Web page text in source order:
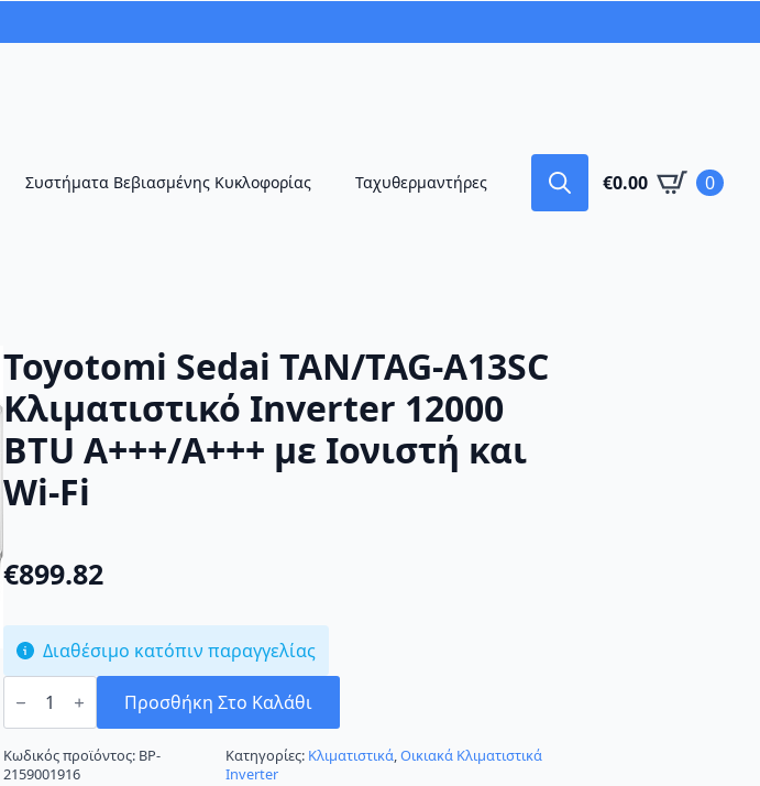
Συστήματα Βεβιασμένης Κυκλοφορίας Ταχυθερμαντήρες €0.00 0
Toyotomi Sedai TAN/TAG-A13SC
Κλιματιστικό Inverter 12000
BTU A+++/A+++ με Ιονιστή και
Wi-Fi
€899.82
Διαθέσιμο κατόπιν παραγγελίας
Toyotomi
Sedai
A13SC
Κλιματιστικό
Inverter
Προσθήκη Στο Καλάθι
Κωδικός προϊόντος: BP-
2159001916
Κατηγορίες: Κλιματιστικά,Οικιακά Κλιματιστικά
Inverter